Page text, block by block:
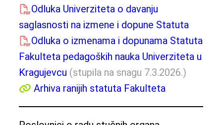
Odluka Univerziteta o davanju
saglasnosti na izmene i dopune Statuta
Odluka o izmenama i dopunama Statuta
Fakulteta pedagoških nauka Univerziteta u
Kragujevcu (stupila na snagu 7.3.2026.)
Arhiva ranijih statuta Fakulteta